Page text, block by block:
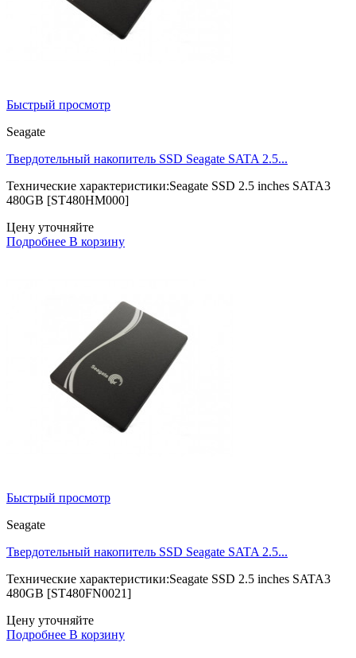
Быстрый просмотр
Seagate
Твердотельный накопитель SSD Seagate SATA 2.5...
Технические характеристики:Seagate SSD 2.5 inches SATA3
480GB [ST480HM000]
Цену уточняйте
Подробнее В корзину
Быстрый просмотр
Seagate
Твердотельный накопитель SSD Seagate SATA 2.5...
Технические характеристики:Seagate SSD 2.5 inches SATA3
480GB [ST480FN0021]
Цену уточняйте
Подробнее В корзину